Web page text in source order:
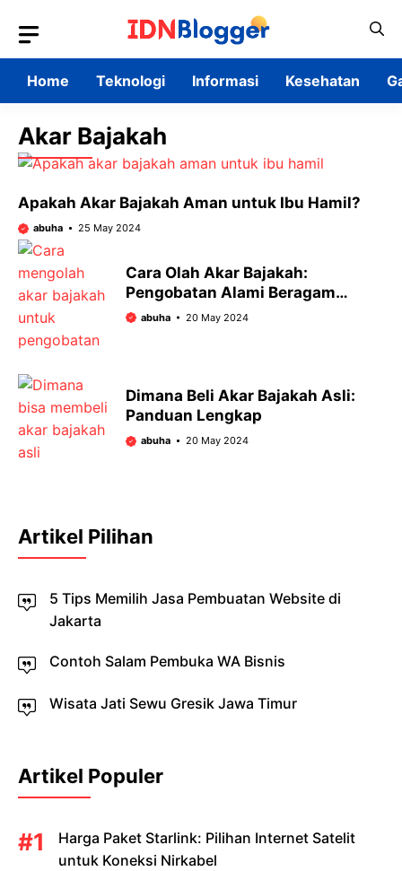
content
Home
Teknologi Informasi Kesehatan
Akar Bajakah
Apakah Akar Bajakah Aman untuk Ibu Hamil?
abuha 25 May 2024
Cara Olah Akar Bajakah:
Pengobatan Alami Beragam
Penyakit
abuha 20 May 2024
Dimana Beli Akar Bajakah Asli:
Panduan Lengkap
abuha 20 May 2024
Artikel Pilihan
5 Tips Memilih Jasa Pembuatan Website di
Jakarta
Contoh Salam Pembuka WA Bisnis
Wisata Jati Sewu Gresik Jawa Timur
Artikel Populer
Harga Paket Starlink: Pilihan Internet Satelit
untuk Koneksi Nirkabel